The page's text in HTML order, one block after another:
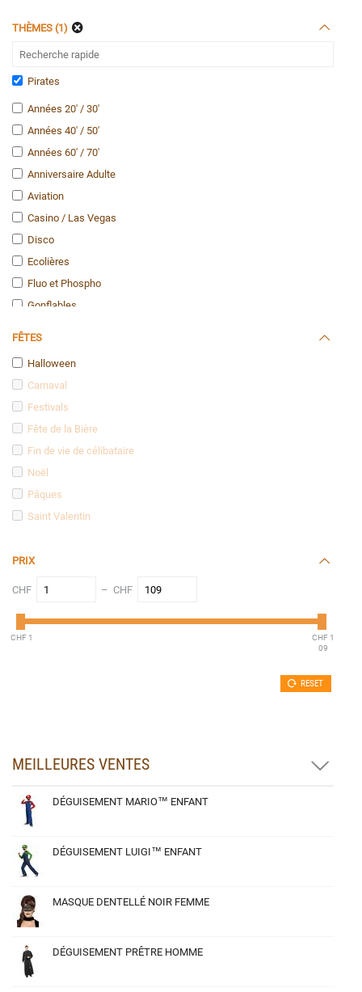
THÈMES (1)
Pirates
Années 20' / 30'
Années 40' / 50'
Années 60' / 70'
Anniversaire Adulte
Aviation
Casino / Las Vegas
Disco
Ecolières
Fluo et Phospho
Gonflables
Humour
Infirmières et Médecins
Lettre B
Marins
Médiéval
Militaires
Personnages politique
Policiers
Porte moi
Prisonniers et Gangsters
Soubrettes
FÊTES
Halloween
Carnaval
Festivals
Fête de la Bière
Fin de vie de célibataire
Noël
Pâques
Saint Valentin
PRIX
CHF – CHF
CHF 1
CHF 1
09
RESET
MEILLEURES VENTES
DÉGUISEMENT MARIO™ ENFANT
DÉGUISEMENT LUIGI™ ENFANT
MASQUE DENTELLÉ NOIR FEMME
DÉGUISEMENT PRÊTRE HOMME